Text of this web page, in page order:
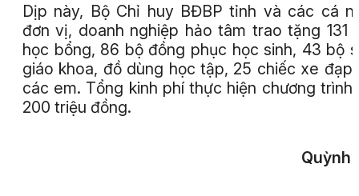
Dịp này, Bộ Chỉ huy BĐBP tỉnh và các cá
đơn vị, doanh nghiệp hảo tâm trao tặng 131
học bổng, 86 bộ đồng phục học sinh, 43 bộ
giáo khoa, đồ dùng học tập, 25 chiếc xe đạp
các em. Tổng kinh phí thực hiện chương trình
200 triệu đồng.
Quỳnh